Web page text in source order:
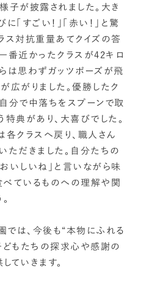
子が披露されました。大き
「すごい！」「赤い！」と驚
ス対抗重量あてクイズの答
番近かったクラスが42キロ
は思わずガッツポーズが飛
広がりました。優勝したク
分で中落ちをスプーンで取
典があり、大喜びでした。
各クラスへ戻り、職人さん
ただきました。自分たちの
いしいね」と言いながら味
ているものへの理解や関
は、今後も“本物にふれる
どもたちの探求心や感謝の
ていきます。